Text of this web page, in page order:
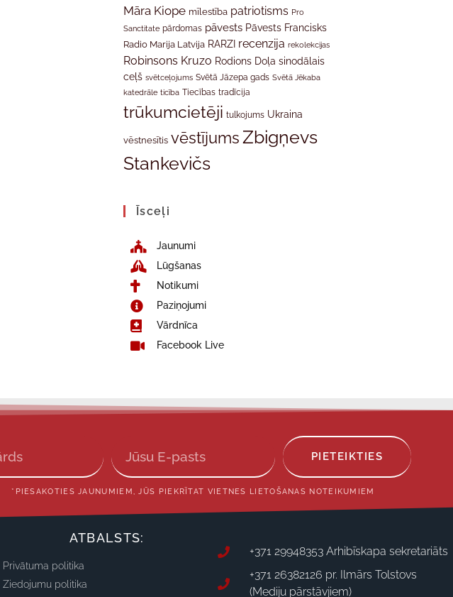
Māra Kiope mīlestība patriotisms Pro
Sanctitate pārdomas pāvests Pāvests Francisks
Radio Marija Latvija RARZI recenzija rekolekcijas
Robinsons Kruzo Rodions Doļa sinodālais
ceļš svētceļojums Svētā Jāzepa gads Svētā Jēkaba
katedrāle ticība Tiecības tradīcija
trūkumcietēji tulkojums Ukraina
vēstnesītis vēstījumsZbigņevs
Stankevičs
Īsceļi
Jaunumi
Lūgšanas
Notikumi
Paziņojumi
Vārdnīca
Facebook Live
PIETEIKTIES
*PIESAKOTIES JAUNUMIEM, JŪS PIEKRĪTAT VIETNES LIETOŠANAS NOTEIKUMIEM
ATBALSTS:
Privātuma politika
Ziedojumu politika
+371 29948353 Arhibīskapa sekretariāts
+371 26382126 pr. Ilmārs Tolstovs
(Mediju pārstāvjiem)